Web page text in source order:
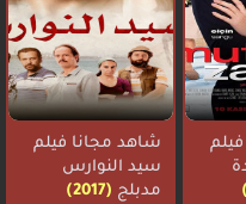
شاهد مجانا فيلم
سيد النوارس
مدبلج (2017)